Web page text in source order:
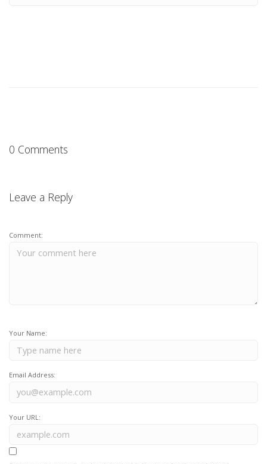
0 Comments
Leave a Reply
Comment:
Your Name:
Email Address:
Your URL: